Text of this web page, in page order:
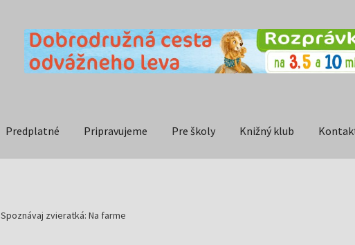
Predplatné Pripravujeme Pre školy Knižný klub
Spoznávaj zvieratká: Na farme